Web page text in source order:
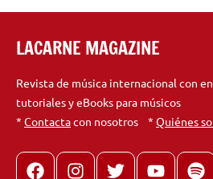
LACARNE MAGAZINE
Revista de música internacional con
tutoriales y eBooks para músicos
* Contactacon nosotros * Quiénes
FacebookInstagram
X youtube